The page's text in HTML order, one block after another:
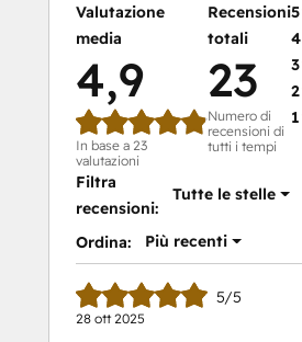
Valutazione
media
4,9
In base a 23
valutazioni
Recensioni
totali
23
Numero di
recensioni di
tutti i tempi
5
4
3
2
1
Filtra
recensioni:
Tutte le stelle
Ordina: Più recenti
5/5
28 ott 2025